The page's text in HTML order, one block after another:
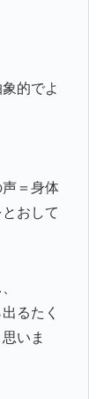
的でよ
＝身体
おして
るたく
いま